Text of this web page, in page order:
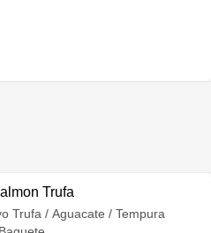
Trufa
Trufa / Aguacate / Tempura